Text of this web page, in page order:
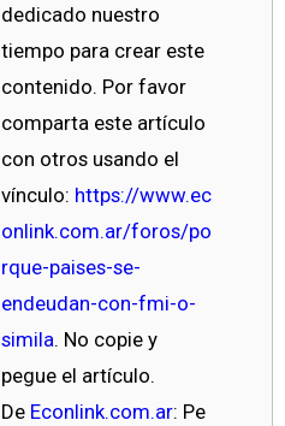
dedicado nuestro
tiempo para crear este
contenido. Por favor
comparta este artículo
con otros usando el
vínculo: https://www.ec
onlink.com.ar/foros/po
rque-paises-se-
endeudan-con-fmi-o-
simila. No copie y
pegue el artículo.
De Econlink.com.ar: Pe